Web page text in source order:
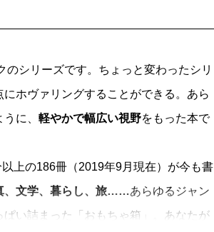
シリーズです。ちょっと変わったシリ
ホヴァリングすることができる。あら
に、 軽やかで幅広い視野をもった本で
上の186冊（2019年9月現在）が今も書
、文学、暮らし、旅……あらゆるジャン
い詰まった「おもちゃ箱」。あなたが